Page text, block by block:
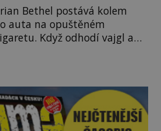
Bethel postává kolem
auta na opuštěném
Když odhodí vajgl a
auta, přijdou k němu dva
může být okolo 14 let.
od tohoto parkoviště,“
z nich. P